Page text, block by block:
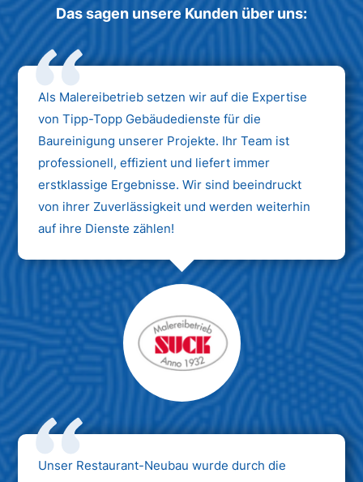
Das sagen unsere Kunden über uns:
Als Malereibetrieb setzen wir auf die Expertise
von Tipp-Topp Gebäudedienste für die
Baureinigung unserer Projekte. Ihr Team ist
professionell, effizient und liefert immer
erstklassige Ergebnisse. Wir sind beeindruckt
von ihrer Zuverlässigkeit und werden weiterhin
auf ihre Dienste zählen!
Unser Restaurant-Neubau wurde durch die